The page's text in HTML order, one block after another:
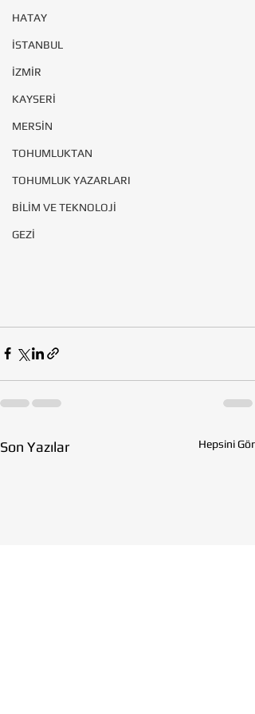
HATAY
İSTANBUL
İZMİR
KAYSERİ
MERSİN
TOHUMLUKTAN
TOHUMLUK YAZARLARI
BİLİM VE TEKNOLOJİ
GEZİ
Son Yazılar Hepsini Gör